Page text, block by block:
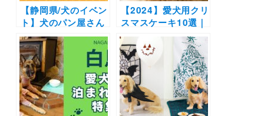
【静岡県/犬のイベン
ト】犬のパン屋さん
やハンドメイド雑貨
など盛りだくさん！
「ドッグマルシェ」
愛犬専用待機室体験
も！（御殿場プレミ
アム・アウトレッ
ト）3/23-3/24
【2024】愛犬用クリ
スマスケーキ10選｜
ネットで購入可能！
材料にもこだわった
ペット用ケーキでク
リスマスを過ごそう
♪